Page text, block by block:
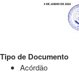
Tipo de Documento
Acórdão